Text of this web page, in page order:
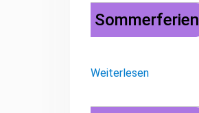
Sommerferien
Weiterlesen